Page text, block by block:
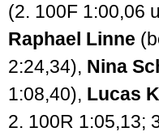
(2. 100F 1:00,06
Raphael Linne
2:24,34), Nina
1:08,40), Lucas
2. 100R 1:05,13;